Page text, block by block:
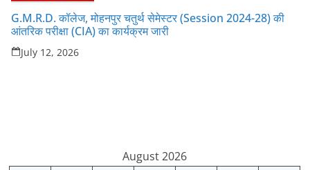
G.M.R.D. कॉलेज, मोहनपुर चतुर्थ सेमेस्टर (Session 2024-28) की
आंतरिक परीक्षा (CIA) का कार्यक्रम जारी
July 12, 2026
August 2026